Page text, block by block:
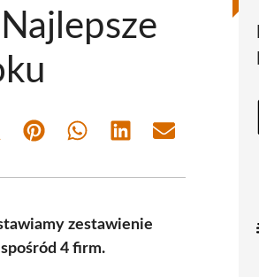
Share Share Share Share
zestawienie
4 firm.